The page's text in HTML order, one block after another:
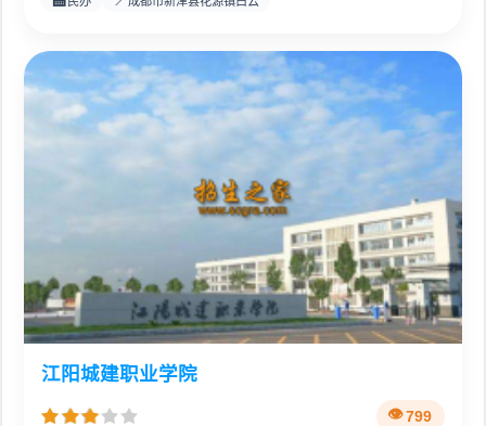
江阳城建职业学院
799